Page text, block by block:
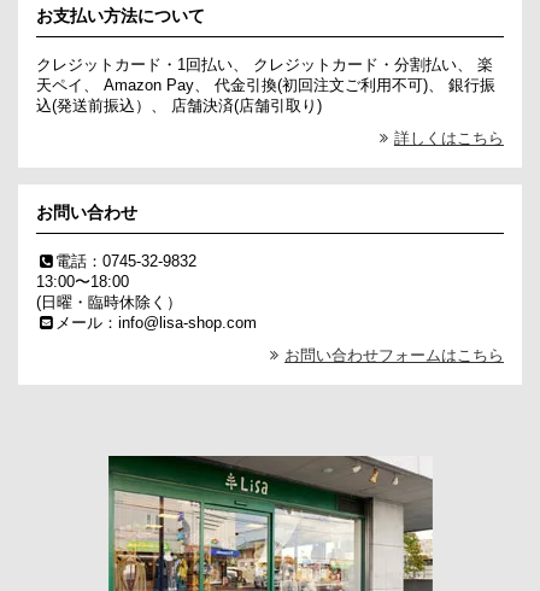
お支払い方法について
クレジットカード・1回払い、 クレジットカード・分割払い、 楽
天ペイ、 Amazon Pay、 代金引換(初回注文ご利用不可)、 銀行振
込(発送前振込）、 店舗決済(店舗引取り)
詳しくはこちら
お問い合わせ
電話：0745-32-9832
13:00〜18:00
(日曜・臨時休除く）
メール：info@lisa-shop.com
お問い合わせフォームはこちら